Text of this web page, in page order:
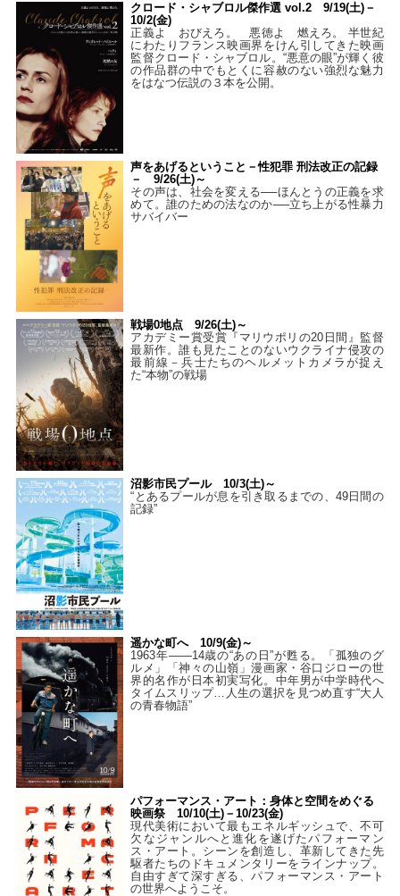
クロード・シャブロル傑作選 vol.2 9/19(土)－
10/2(金)
正義よ おびえろ。 悪徳よ 燃えろ。 半世紀
にわたりフランス映画界をけん引してきた映画
監督クロード・シャブロル。“悪意の眼”が輝く彼
の作品群の中でもとくに容赦のない強烈な魅力
をはなつ伝説の３本を公開。
声をあげるということ－性犯罪 刑法改正の記録
－ 9/26(土)～
その声は、社会を変える──ほんとうの正義を求
めて。誰のための法なのか──立ち上がる性暴力
サバイバー
戦場0地点 9/26(土)～
アカデミー賞受賞『マリウポリの20日間』監督
最新作。誰も見たことのないウクライナ侵攻の
最前線－兵士たちのヘルメットカメラが捉え
た“本物”の戦場
沼影市民プール 10/3(土)～
“とあるプールが息を引き取るまでの、49日間の
記録”
遥かな町へ 10/9(金)～
1963年――14歳の“あの日”が甦る。「孤独のグ
ルメ」「神々の山嶺」漫画家・谷口ジローの世
界的名作が日本初実写化。中年男が中学時代へ
タイムスリップ…人生の選択を見つめ直す“大人
の青春物語”
パフォーマンス・アート：身体と空間をめぐる
映画祭 10/10(土)－10/23(金)
現代美術において最もエネルギッシュで、不可
欠なジャンルへと進化を遂げたパフォーマン
ス・アート。シーンを創造し、革新してきた先
駆者たちのドキュメンタリーをラインナップ。
自由すぎて深すぎる、パフォーマンス・アート
の世界へようこそ。